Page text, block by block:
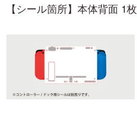
【シール箇所】本体背面 1枚